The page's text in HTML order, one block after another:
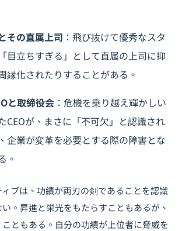
その直属上司 ：飛び抜けて優秀なスタ
目立ちすぎる」として直属の上司に抑
縁化されたりすることがある。
と取締役会 ：危機を乗り越え輝かしい
CEOが、まさに「不可欠」と認識され
企業が変革を必要とする際の障害とな
。
ブは、功績が両刃の剣であることを認識
。昇進と栄光をもたらすこともあるが、
ともある。自分の功績が上位者に脅威を